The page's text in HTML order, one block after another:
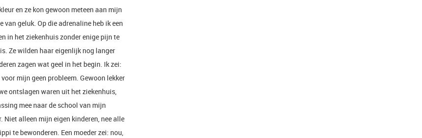
en ze kon gewoon meteen aan mijn
geluk. Op die adrenaline heb ik een
in het ziekenhuis zonder enige pijn te
Ze wilden haar eigenlijk nog langer
zagen wat geel in het begin. Ik zei:
mijn geen probleem. Gewoon lekker
ontslagen waren uit het ziekenhuis,
mee naar de school van mijn
Niet alleen mijn eigen kinderen, nee alle
te bewonderen. Een moeder zei: nou,